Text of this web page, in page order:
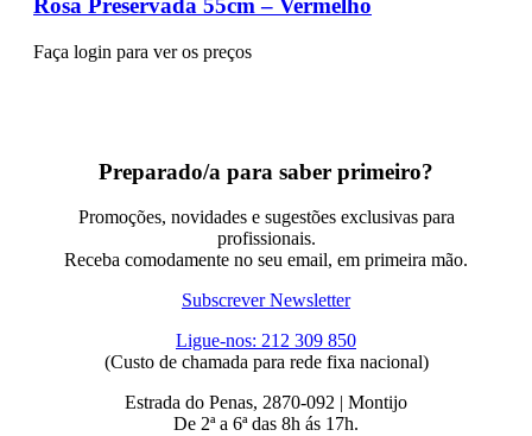
Rosa Preservada 55cm – Vermelho
Faça login para ver os preços
Preparado/a para saber primeiro?
Promoções, novidades e sugestões exclusivas para
profissionais.
Receba comodamente no seu email, em primeira mão.
Subscrever Newsletter
Ligue-nos: 212 309 850
(Custo de chamada para rede fixa nacional)
Estrada do Penas, 2870-092 | Montijo
De 2ª a 6ª das 8h ás 17h.